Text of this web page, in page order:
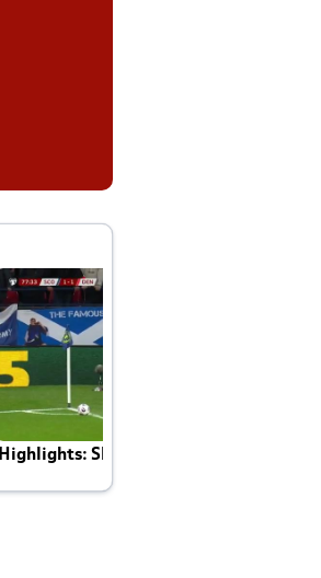
Highlights: Skotland - Danmark 4-2